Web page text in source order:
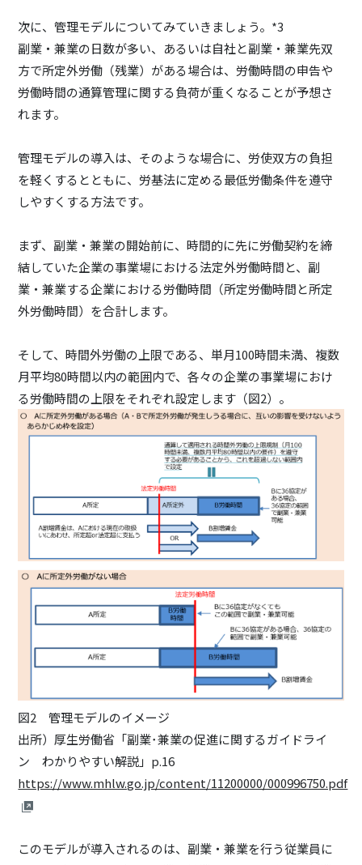
次に、管理モデルについてみていきましょう。*3
副業・兼業の日数が多い、あるいは自社と副業・兼業先双
方で所定外労働（残業）がある場合は、労働時間の申告や
労働時間の通算管理に関する負荷が重くなることが予想さ
れます。
管理モデルの導入は、そのような場合に、労使双方の負担
を軽くするとともに、労基法に定める最低労働条件を遵守
しやすくする方法です。
まず、副業・兼業の開始前に、時間的に先に労働契約を締
結していた企業の事業場における法定外労働時間と、副
業・兼業する企業における労働時間（所定労働時間と所定
外労働時間）を合計します。
そして、時間外労働の上限である、単月100時間未満、複数
月平均80時間以内の範囲内で、各々の企業の事業場におけ
る労働時間の上限をそれぞれ設定します（図2）。
図2 管理モデルのイメージ
出所）厚生労働省「副業･兼業の促進に関するガイドライ
ン わかりやすい解説」p.16
https://www.mhlw.go.jp/content/11200000/000996750.pdf
このモデルが導入されるのは、副業・兼業を行う従業員に